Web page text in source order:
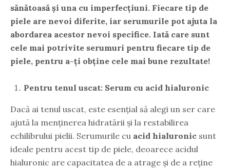
sănătoasă și una cu imperfecțiuni. Fiecare tip de
piele are nevoi diferite, iar serumurile pot ajuta la
abordarea acestor nevoi specifice. Iată care sunt
cele mai potrivite serumuri pentru fiecare tip de
piele, pentru a-ți obține cele mai bune rezultate!
Pentru tenul uscat: Serum cu acid hialuronic
Dacă ai tenul uscat, este esențial să alegi un ser care
ajută la menținerea hidratării și la restabilirea
echilibrului pielii. Serumurile cu acid hialuronic sunt
ideale pentru acest tip de piele, deoarece acidul
hialuronic are capacitatea de a atrage și de a reține